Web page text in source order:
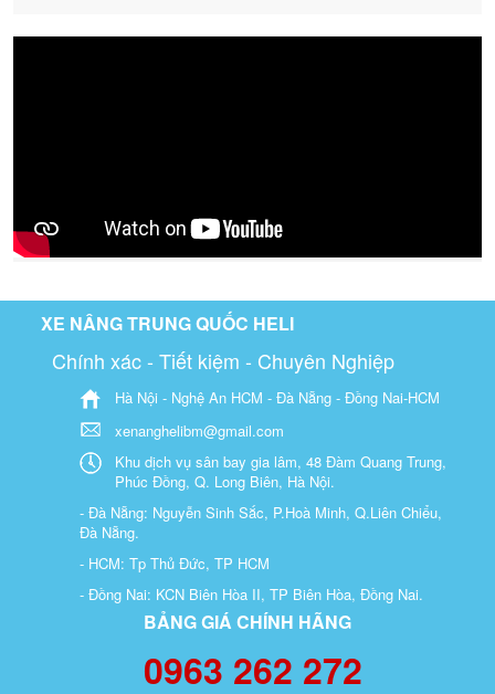
XE NÂNG TRUNG QUỐC HELI
Chính xác - Tiết kiệm - Chuyên Nghiệp
Hà Nội - Nghệ An HCM - Đà Nẵng - Đồng Nai-HCM
xenanghelibm@gmail.com
Khu dịch vụ sân bay gia lâm, 48 Đàm Quang Trung,
Phúc Đồng, Q. Long Biên, Hà Nội.
- Đà Nẵng: Nguyễn Sinh Sắc, P.Hoà Minh, Q.Liên Chiểu,
Đà Nẵng.
- HCM: Tp Thủ Đức, TP HCM
- Đồng Nai: KCN Biên Hòa II, TP Biên Hòa, Đồng Nai.
BẢNG GIÁ CHÍNH HÃNG
0963 262 272